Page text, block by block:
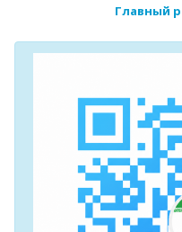
Главный